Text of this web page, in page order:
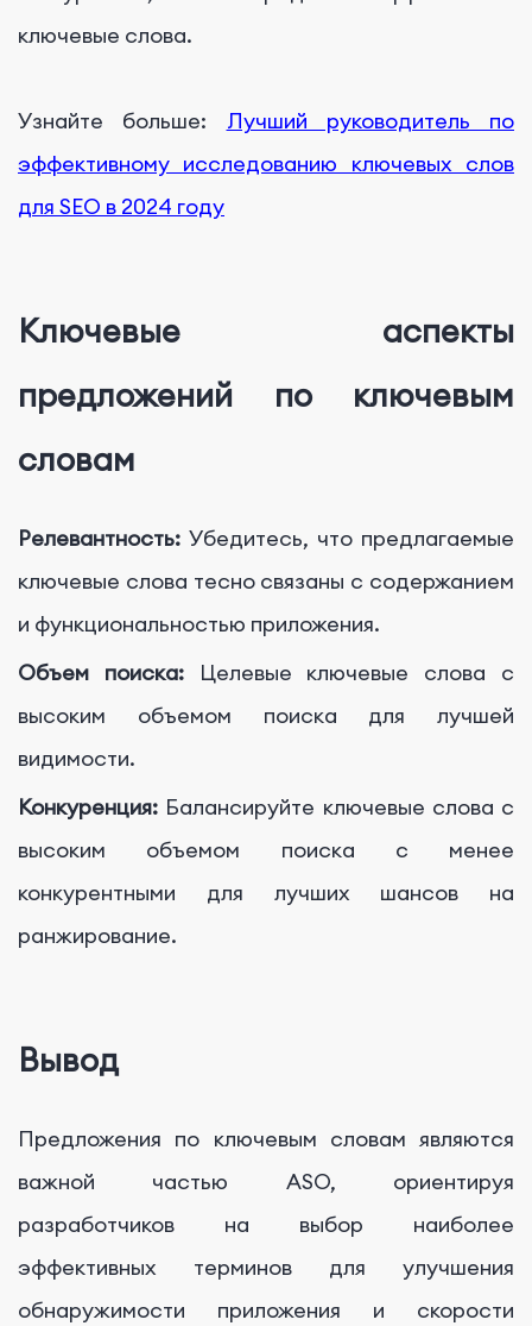
ключевые слова.
Узнайте больше: Лучший руководитель по
эффективному исследованию ключевых слов
для SEO в 2024 году
Ключевые аспекты
предложений по ключевым
словам
Релевантность: Убедитесь, что предлагаемые
ключевые слова тесно связаны с содержанием
и функциональностью приложения.
Объем поиска:
Целевые ключевые слова с
высоким объемом поиска для лучшей
видимости.
Конкуренция: Балансируйте ключевые слова с
высоким объемом поиска с менее
конкурентными для лучших шансов на
ранжирование.
Вывод
Предложения по ключевым словам являются
важной частью ASO, ориентируя
разработчиков на выбор наиболее
эффективных терминов для улучшения
обнаружимости приложения и скорости